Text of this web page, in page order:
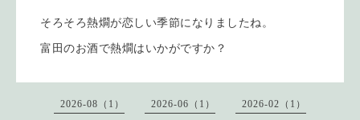
そろそろ熱燗が恋しい季節になりましたね。
富田のお酒で熱燗はいかがですか？
2026-08（1） 2026-06（1） 2026-02（1）